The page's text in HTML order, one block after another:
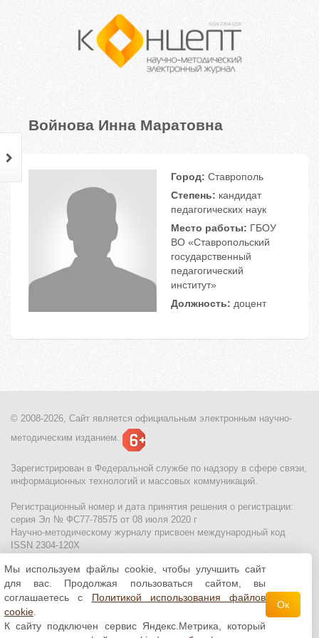
Войнова Инна Маратовна
Город: Ставрополь
Степень: кандидат
педагогических наук
Место работы: ГБОУ
ВО «Ставропольский
государственный
педагогический
институт»
Должность: доцент
© 2008-2026, Сайт является официальным электронным научно-
методическим изданием.
Зарегистрирован в Федеральной службе по надзору в сфере связи,
информационных технологий и массовых коммуникаций.
Регистрационный номер и дата принятия решения о регистрации:
серия Эл № ФС77-78575 от 08 июля 2020 г
Научно-методическому журналу присвоен международный код
ISSN 2304-120X
МЦИТО|Школьные олимпиады и онлайн конкурсы для детей
Политика использования файлов cookie| Политика обработки и
защиты персональных данных
Все материалы доступны полицензии Creative
Commons С указанием авторства 4.0 Всемирная
Мы используем файлы cookie, чтобы улучшить сайт
для вас. Продолжая пользоваться сайтом, вы
соглашаетесь с Политикой использования файлов
cookie
К сайту подключен сервис Яндекс.Метрика, который
Ок